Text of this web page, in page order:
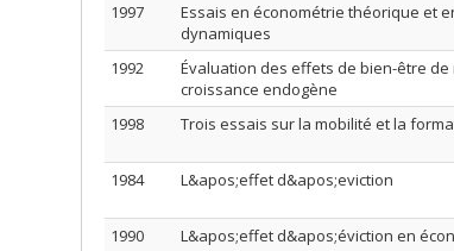
1997
Essais en économétrie théorique et
dynamiques
1992
Évaluation des effets de bien-être
croissance endogène
1998 Trois essais sur la mobilité et la
1984
L&apos;effet d&apos;eviction
1990
L&apos;effet d&apos;éviction en